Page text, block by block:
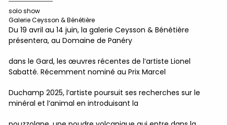
solo show
Galerie Ceysson & Bénétière
Du 19 avril au 14 juin, la galerie Ceysson & Bénétière
présentera, au Domaine de Panéry
dans le Gard, les œuvres récentes de l’artiste Lionel
Sabatté. Récemment nominé au Prix Marcel
Duchamp 2025, l’artiste poursuit ses recherches sur le
minéral et l’animal en introduisant la